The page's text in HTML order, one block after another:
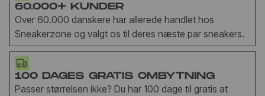
60.000+ KUNDER
Over 60.000 danskere har allerede handlet hos
Sneakerzone og valgt os til deres næste par sneakers.
100 DAGES GRATIS OMBYTNING
Passer størrelsen ikke? Du har 100 dage til gratis at